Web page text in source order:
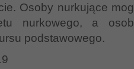
Osoby nurkujące
nurkowego, a
podstawowego.